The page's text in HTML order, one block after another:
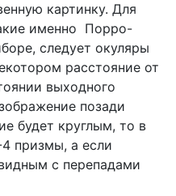
картинку. Для
именно Порро-
следует окуляры
расстояние от
выходного
позади
будет круглым, то в
4 призмы, а если
с перепадами